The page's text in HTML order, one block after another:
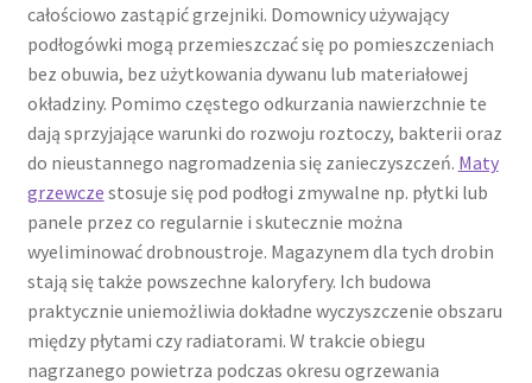
całościowo zastąpić grzejniki. Domownicy używający
podłogówki mogą przemieszczać się po pomieszczeniach
bez obuwia, bez użytkowania dywanu lub materiałowej
okładziny. Pomimo częstego odkurzania nawierzchnie te
dają sprzyjające warunki do rozwoju roztoczy, bakterii oraz
do nieustannego nagromadzenia się zanieczyszczeń. Maty
grzewcze stosuje się pod podłogi zmywalne np. płytki lub
panele przez co regularnie i skutecznie można
wyeliminować drobnoustroje. Magazynem dla tych drobin
stają się także powszechne kaloryfery. Ich budowa
praktycznie uniemożliwia dokładne wyczyszczenie obszaru
między płytami czy radiatorami. W trakcie obiegu
nagrzanego powietrza podczas okresu ogrzewania